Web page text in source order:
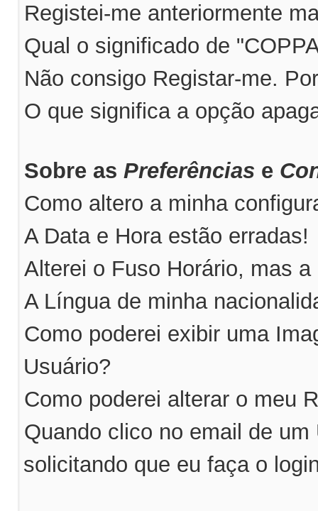
Registei-me anteriormente
Qual o significado de
Não consigo Registar-me.
O que significa a opção
Sobre as Preferências e
Como altero a minha
A Data e Hora estão erradas!
Alterei o Fuso Horário, mas
A Língua de minha
Como poderei exibir uma
Usuário?
Como poderei alterar o meu
Quando clico no email de
solicitando que eu faça o